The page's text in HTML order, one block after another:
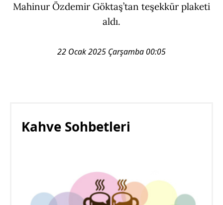
Mahinur Özdemir Göktaş’tan teşekkür plaketi
aldı.
22 Ocak 2025 Çarşamba 00:05
Kahve Sohbetleri